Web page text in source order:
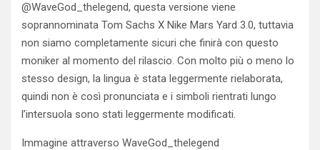
@WaveGod_thelegend, questa versione viene
soprannominata Tom Sachs X Nike Mars Yard 3.0, tuttavia
non siamo completamente sicuri che finirà con questo
moniker al momento del rilascio. Con molto più o meno lo
stesso design, la lingua è stata leggermente rielaborata,
quindi non è così pronunciata e i simboli rientrati lungo
l’intersuola sono stati leggermente modificati.
Immagine attraverso WaveGod_thelegend